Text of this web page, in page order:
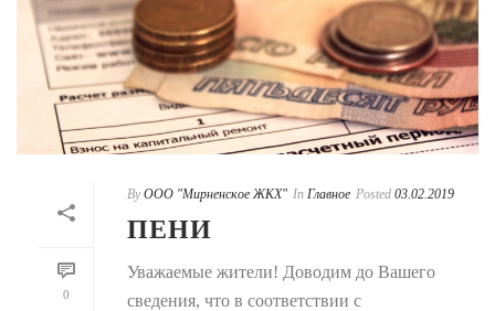
0
By ООО "Мирненское ЖКХ" In Главное Posted 03.02.2019
ПЕНИ
Уважаемые жители! Доводим до Вашего
сведения, что в соответствии с